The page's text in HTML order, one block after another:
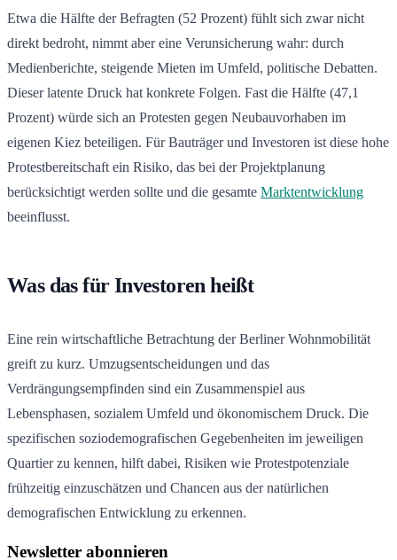
Etwa die Hälfte der Befragten (52 Prozent) fühlt sich zwar nicht
direkt bedroht, nimmt aber eine Verunsicherung wahr: durch
Medienberichte, steigende Mieten im Umfeld, politische Debatten.
Dieser latente Druck hat konkrete Folgen. Fast die Hälfte (47,1
Prozent) würde sich an Protesten gegen Neubauvorhaben im
eigenen Kiez beteiligen. Für Bauträger und Investoren ist diese hohe
Protestbereitschaft ein Risiko, das bei der Projektplanung
berücksichtigt werden sollte und die gesamte Marktentwicklung
beeinflusst.
Was das für Investoren heißt
Eine rein wirtschaftliche Betrachtung der Berliner Wohnmobilität
greift zu kurz. Umzugsentscheidungen und das
Verdrängungsempfinden sind ein Zusammenspiel aus
Lebensphasen, sozialem Umfeld und ökonomischem Druck. Die
spezifischen soziodemografischen Gegebenheiten im jeweiligen
Quartier zu kennen, hilft dabei, Risiken wie Protestpotenziale
frühzeitig einzuschätzen und Chancen aus der natürlichen
demografischen Entwicklung zu erkennen.
Newsletter abonnieren